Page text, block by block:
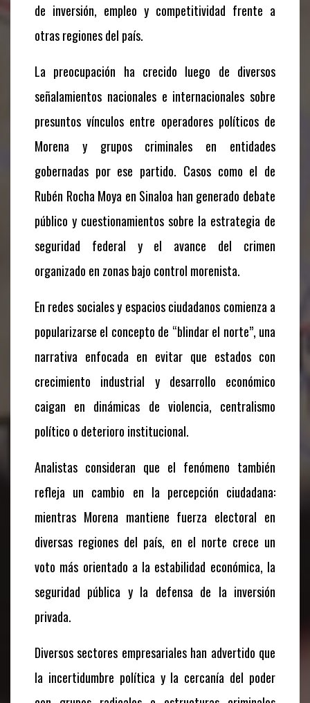
de inversión, empleo y competitividad frente a
otras regiones del país.
La preocupación ha crecido luego de diversos
señalamientos nacionales e internacionales sobre
presuntos vínculos entre operadores políticos de
Morena y grupos criminales en entidades
gobernadas por ese partido. Casos como el de
Rubén Rocha Moya en Sinaloa han generado debate
público y cuestionamientos sobre la estrategia de
seguridad federal y el avance del crimen
organizado en zonas bajo control morenista.
En redes sociales y espacios ciudadanos comienza a
popularizarse el concepto de “blindar el norte”, una
narrativa enfocada en evitar que estados con
crecimiento industrial y desarrollo económico
caigan en dinámicas de violencia, centralismo
político o deterioro institucional.
Analistas consideran que el fenómeno también
refleja un cambio en la percepción ciudadana:
mientras Morena mantiene fuerza electoral en
diversas regiones del país, en el norte crece un
voto más orientado a la estabilidad económica, la
seguridad pública y la defensa de la inversión
privada.
Diversos sectores empresariales han advertido que
la incertidumbre política y la cercanía del poder